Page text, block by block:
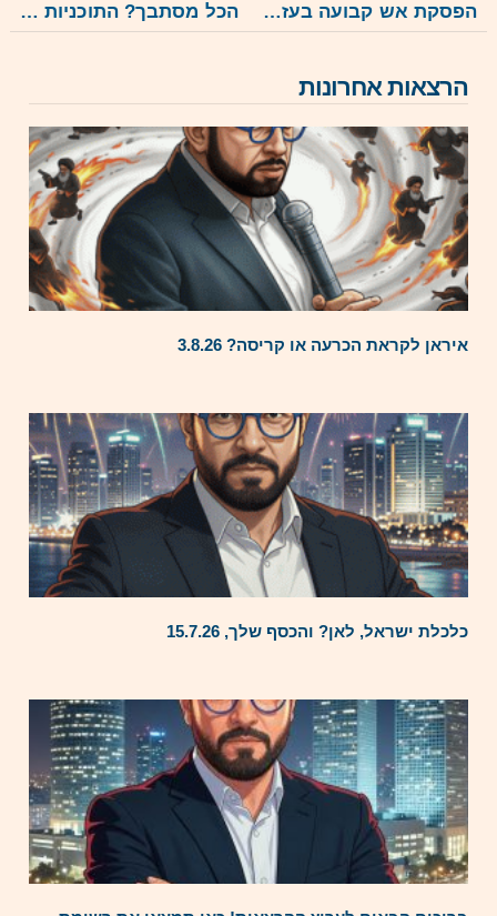
הפסקת אש קבועה בעזה: סלסילת ההישגים? 15.10.25 הכל מסתבך? התוכניות האמריקאיות במזרח התיכון והמצב הבטחוני 18.11.25
הרצאות אחרונות
איראן לקראת הכרעה או קריסה? 3.8.26
כלכלת ישראל, לאן? והכסף שלך, 15.7.26